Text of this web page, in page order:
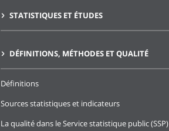
STATISTIQUES ET ÉTUDES
DÉFINITIONS, MÉTHODES ET QUALITÉ
Définitions
Sources statistiques et indicateurs
La qualité dans le Service statistique public (SSP)